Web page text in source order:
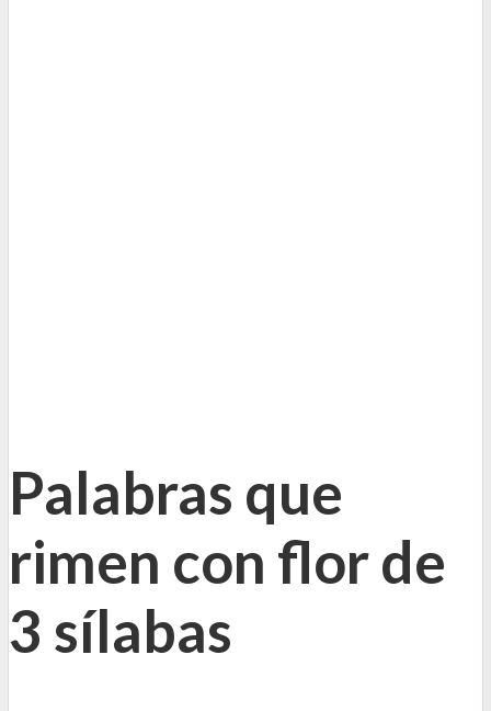
Palabras que
rimen con flor de
3 sílabas